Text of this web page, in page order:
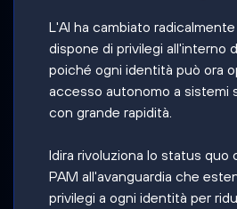
L'AI ha cambiato
dispone di privilegi all'interno
poiché ogni identità può ora
accesso autonomo a sistemi
con grande rapidità.
Idira rivoluziona lo status quo
PAM all'avanguardia che
privilegi a ogni identità per